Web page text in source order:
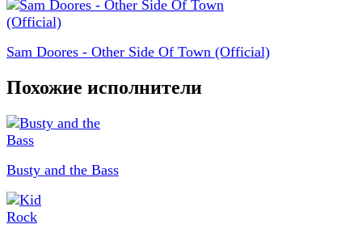
Sam Doores - Other Side Of Town (Official)
Похожие исполнители
Busty and the Bass